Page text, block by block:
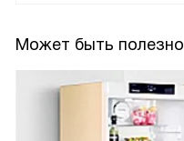
Может быть полезно